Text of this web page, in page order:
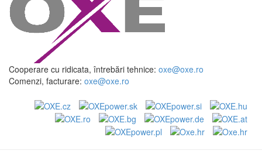
Cooperare cu ridicata, întrebări tehnice: oxe@oxe.ro
Comenzi, facturare: oxe@oxe.ro